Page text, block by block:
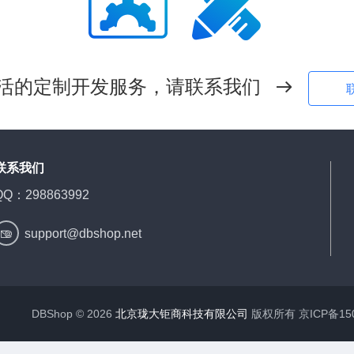
的定制开发服务，请联系我们 
系我们
：298863992
 support@dbshop.net
DBShop © 2026 北京珑大钜商科技有限公司 版权所有 京ICP备